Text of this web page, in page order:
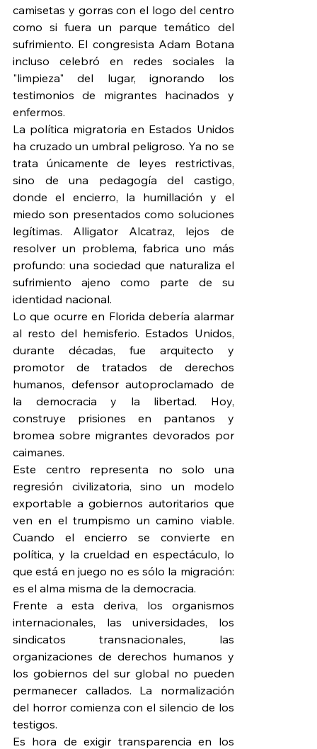
camisetas y gorras con el logo del centro
como si fuera un parque temático del
sufrimiento. El congresista Adam Botana
incluso celebró en redes sociales la
"limpieza" del lugar, ignorando los
testimonios de migrantes hacinados y
enfermos.
La política migratoria en Estados Unidos
ha cruzado un umbral peligroso. Ya no se
trata únicamente de leyes restrictivas,
sino de una pedagogía del castigo,
donde el encierro, la humillación y el
miedo son presentados como soluciones
legítimas. Alligator Alcatraz, lejos de
resolver un problema, fabrica uno más
profundo: una sociedad que naturaliza el
sufrimiento ajeno como parte de su
identidad nacional.
Lo que ocurre en Florida debería alarmar
al resto del hemisferio. Estados Unidos,
durante décadas, fue arquitecto y
promotor de tratados de derechos
humanos, defensor autoproclamado de
la democracia y la libertad. Hoy,
construye prisiones en pantanos y
bromea sobre migrantes devorados por
caimanes.
Este centro representa no solo una
regresión civilizatoria, sino un modelo
exportable a gobiernos autoritarios que
ven en el trumpismo un camino viable.
Cuando el encierro se convierte en
política, y la crueldad en espectáculo, lo
que está en juego no es sólo la migración:
es el alma misma de la democracia.
Frente a esta deriva, los organismos
internacionales, las universidades, los
sindicatos transnacionales, las
organizaciones de derechos humanos y
los gobiernos del sur global no pueden
permanecer callados. La normalización
del horror comienza con el silencio de los
testigos.
Es hora de exigir transparencia en los